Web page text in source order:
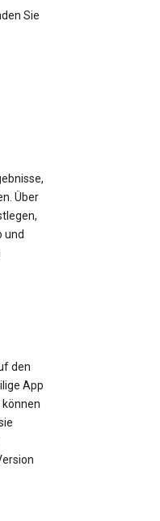
Sie
Über
und
den
App